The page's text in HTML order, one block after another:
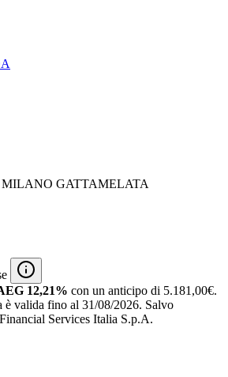
GATTAMELATA
12,21% con un anticipo di 5.181,00€.
è valida fino al 31/08/2026. Salvo
Services Italia S.p.A.